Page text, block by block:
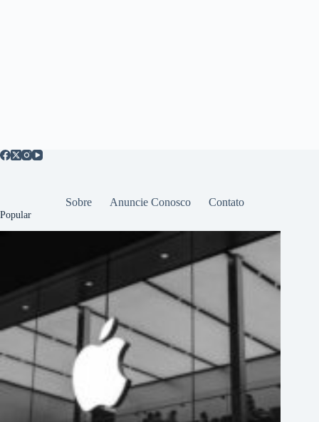
Sobre Anuncie Conosco Contato
Popular